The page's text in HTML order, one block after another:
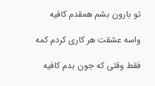
تو بارون بشم همقدم کافیه
واسه عشقت هر کاری کردم کمه
فقط وقتی که جون بدم کافیه